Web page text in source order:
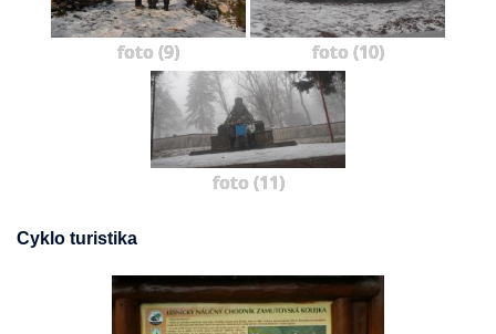
foto (9) foto (10)
foto (11)
Cyklo turistika